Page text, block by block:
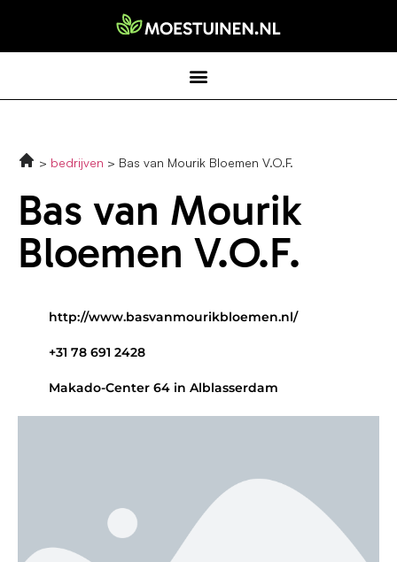
bedrijven Bas van Mourik Bloemen V.O.F.
Bas van Mourik
Bloemen V.O.F.
http://www.basvanmourikbloemen.nl/
+31 78 691 2428
Makado-Center 64 in Alblasserdam